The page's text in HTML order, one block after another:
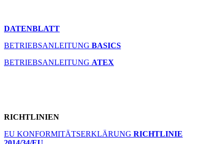
DATENBLATT
BETRIEBSANLEITUNG BASICS
BETRIEBSANLEITUNG ATEX
RICHTLINIEN
EU KONFORMITÄTSERKLÄRUNG RICHTLINIE